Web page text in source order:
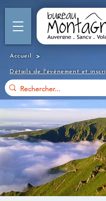
Accueil >